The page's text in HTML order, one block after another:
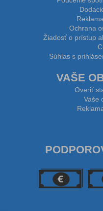
Ochrana
Žiadosť o prístup
Súhlas s
VAŠE
Overiť
Vaše